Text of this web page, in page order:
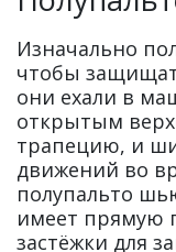
Изначально
чтобы
они ехали в
открытым
трапецию, и
движений во
полупальто
имеет прямую
застёжки для